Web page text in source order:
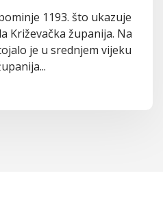
1193. što ukazuje
Križevačka županija. Na
je u srednjem vijeku